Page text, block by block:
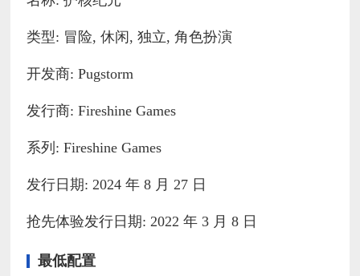
类型: 冒险, 休闲, 独立, 角色扮演
开发商: Pugstorm
发行商: Fireshine Games
系列: Fireshine Games
发行日期: 2024 年 8 月 27 日
抢先体验发行日期: 2022 年 3 月 8 日
最低配置